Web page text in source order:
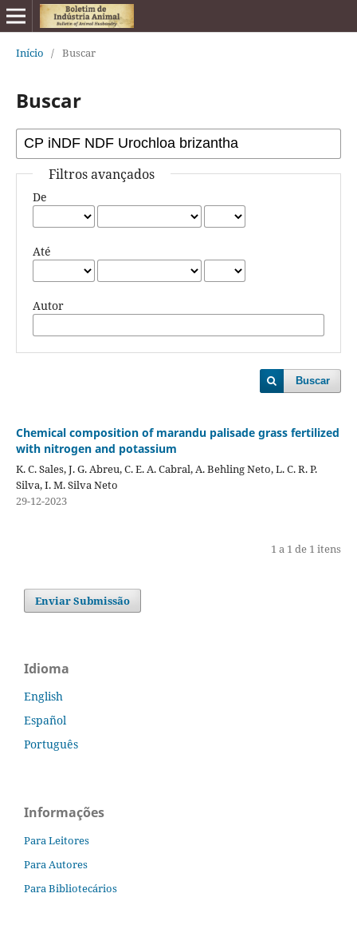
Início / Buscar
Buscar
Filtros avançados
De
Até
Autor
Buscar
Chemical composition of marandu palisade grass fertilized
with nitrogen and potassium
K. C. Sales, J. G. Abreu, C. E. A. Cabral, A. Behling Neto, L. C. R. P.
Silva, I. M. Silva Neto
29-12-2023
1 a 1 de 1 itens
Enviar Submissão
Idioma
English
Español
Português
Informações
Para Leitores
Para Autores
Para Bibliotecários